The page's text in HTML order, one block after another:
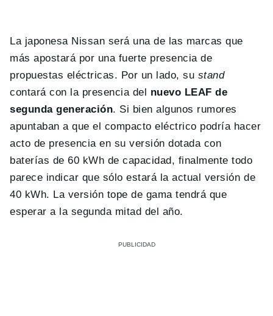
La japonesa Nissan será una de las marcas que
más apostará por una fuerte presencia de
propuestas eléctricas. Por un lado, su stand
contará con la presencia del nuevo LEAF de
segunda generación. Si bien algunos rumores
apuntaban a que el compacto eléctrico podría hacer
acto de presencia en su versión dotada con
baterías de 60 kWh de capacidad, finalmente todo
parece indicar que sólo estará la actual versión de
40 kWh. La versión tope de gama tendrá que
esperar a la segunda mitad del año.